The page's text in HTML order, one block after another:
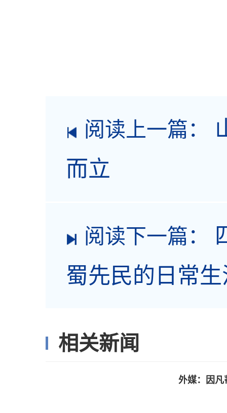
阅读上一篇：
而立
阅读下一篇：
蜀先民的日常
相关新闻
外媒：因凡